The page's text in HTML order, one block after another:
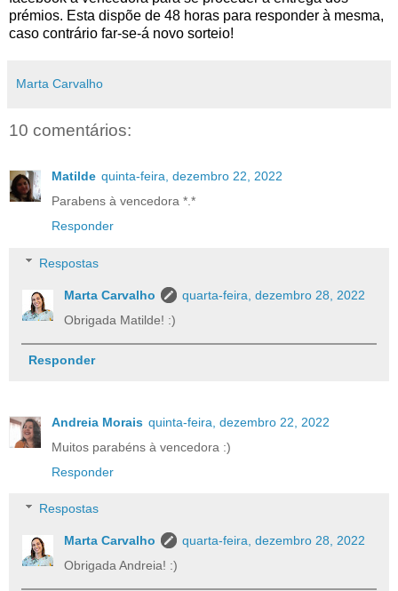
prémios. Esta dispõe de 48 horas para responder à mesma,
caso contrário far-se-á novo sorteio!
Marta Carvalho
10 comentários:
Matilde quinta-feira, dezembro 22, 2022
Parabens à vencedora *.*
Responder
Respostas
Marta Carvalho
quarta-feira, dezembro 28, 2022
Obrigada Matilde! :)
Responder
Andreia Morais quinta-feira, dezembro 22, 2022
Muitos parabéns à vencedora :)
Responder
Respostas
Marta Carvalho
quarta-feira, dezembro 28, 2022
Obrigada Andreia! :)